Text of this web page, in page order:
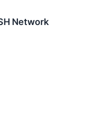
Network